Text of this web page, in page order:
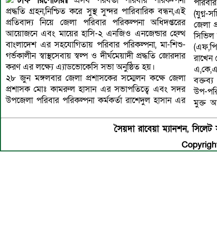
প্রদ্ধতি গ্রহন,নিশ্চিত করে সুস্থ সুন্দর পারিবারিক বন্ধন,এই
প্রতিবাদ্য নিয়ে জেলা পরিবার পরিকল্পনা অধিদপ্তরের
আয়োজনে এবং মায়ের হাসি-২ এনজিও এনজেন্ডার হেল্থ
বাংলাদেশ এর সহযোগিতায় পরিবার পরিকল্পনা, মা-শিশু-
গর্ভকালীন স্বাস্থসেবায় স্বল্প ও দীর্ঘমেয়াদী প্রদ্ধতি জোরদার
করণ এর লক্ষ্যে এ্যাডভোকেসি সভা অনুষ্ঠিত হয়।
২৮ জুন মঙ্গলবার জেলা প্রশাসকের সম্মেলন কক্ষে জেলা
প্রশাসক মোঃ কামরুল হাসান এর সভাপতিত্বে এবং সদর
উপজেলা পরিবার পরিকল্পনা কর্মকর্তা রাশেদুল হাসান এর
(যুগ্ন-
জেলা
রাখেন
উপ-
মুক্ত
সৈয়দা রাবেয়া ম্যানশন,